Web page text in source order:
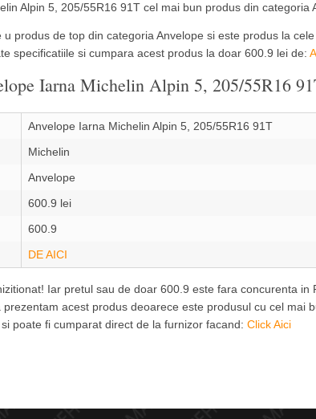
produs de top din categoria Anvelope si este produs la
specificatiile si cumpara acest produs la doar 600.9 lei de:
Iarna Michelin Alpin 5, 205/55R16
Anvelope Iarna Michelin Alpin 5, 205/55R16 91T
Michelin
Anvelope
600.9 lei
600.9
DE AICI
Iar pretul sau de doar 600.9 este fara concurenta in
acest produs deoarece este produsul cu cel mai
poate fi cumparat direct de la furnizor facand: Click Aici